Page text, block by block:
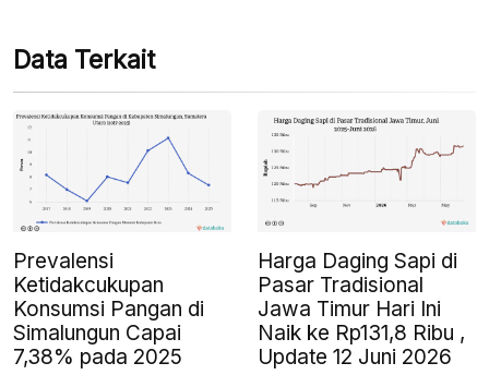
Data Terkait
Prevalensi
Ketidakcukupan
Konsumsi Pangan di
Simalungun Capai
7,38% pada 2025
Harga Daging Sapi di
Pasar Tradisional
Jawa Timur Hari Ini
Naik ke Rp131,8 Ribu ,
Update 12 Juni 2026